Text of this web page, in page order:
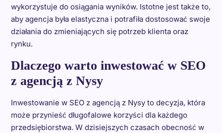
wykorzystuje do osiągania wyników. Istotne jest także to,
aby agencja była elastyczna i potrafiła dostosować swoje
działania do zmieniających się potrzeb klienta oraz
rynku.
Dlaczego warto inwestować w SEO
z agencją z Nysy
Inwestowanie w SEO z agencją z Nysy to decyzja, która
może przynieść długofalowe korzyści dla każdego
przedsiębiorstwa. W dzisiejszych czasach obecność w